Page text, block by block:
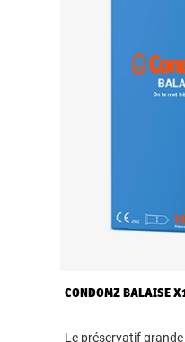
CONDOMZ BALAISE
Le préservatif